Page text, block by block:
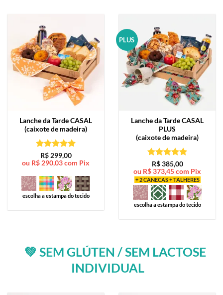
Lanche da TardeCASAL
(caixote de madeira)
Avaliação5
de 5
R$299,00
ou R$ 290,03com Pix
escolha a estampa do tecido
PLUS
Lanche da TardeCASAL
PLUS
(caixote de madeira)
Avaliação5
de 5
R$385,00
ou R$373,45com Pix
+ 2 CANECAS + TALHERES
escolha a estampa do tecido
💚 SEM GLÚTEN / SEM LACTOSE
INDIVIDUAL